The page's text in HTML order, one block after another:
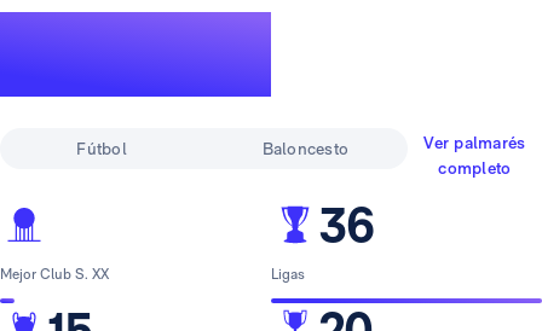
Fútbol Baloncesto
Ver palmarés
completo
Mejor Club S. XX
36
Ligas